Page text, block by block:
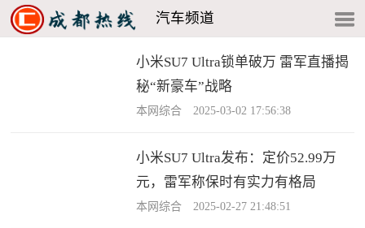
汽车频道
小米SU7 Ultra锁单破万 雷军直播揭
秘“新豪车”战略
本网综合 2025-03-02 17:56:38
小米SU7 Ultra发布：定价52.99万
元，雷军称保时有实力有格局
本网综合 2025-02-27 21:48:51